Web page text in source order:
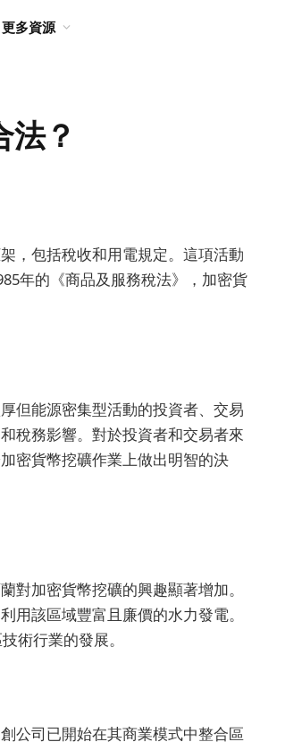
更多資源
？
，包括稅收和用電規定。這項活動
年的《商品及服務稅法》，加密貨
但能源密集型活動的投資者、交易
稅務影響。對於投資者和交易者來
密貨幣挖礦作業上做出明智的決
對加密貨幣挖礦的興趣顯著增加。
用該區域豐富且廉價的水力發電。
術行業的發展。
公司已開始在其商業模式中整合區